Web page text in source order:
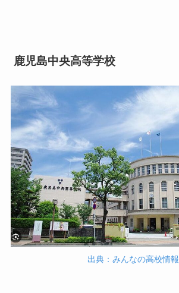
鹿児島中央高等学校
出典：みんなの高校情報